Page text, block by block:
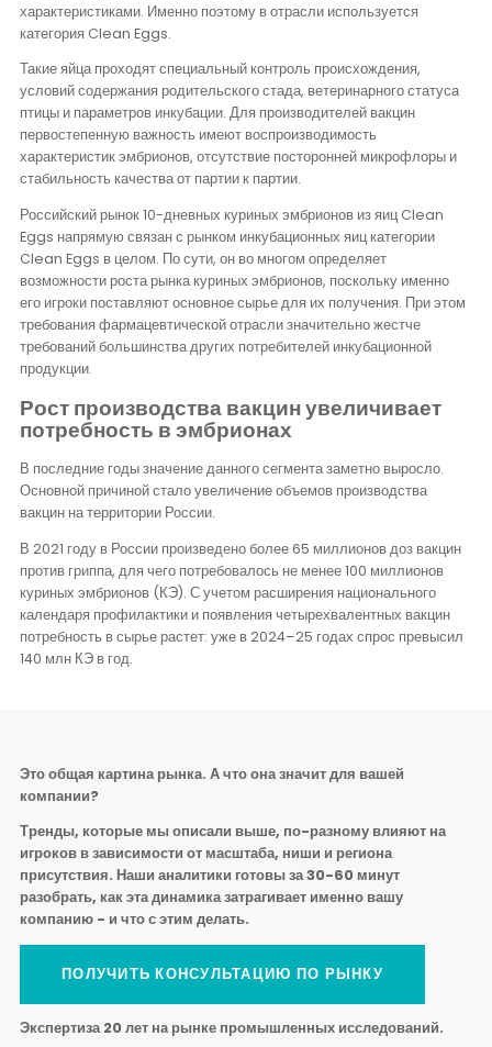
характеристиками. Именно поэтому в отрасли используется
категория Clean Eggs.
Такие яйца проходят специальный контроль происхождения,
условий содержания родительского стада, ветеринарного статуса
птицы и параметров инкубации. Для производителей вакцин
первостепенную важность имеют воспроизводимость
характеристик эмбрионов, отсутствие посторонней микрофлоры и
стабильность качества от партии к партии.
Российский рынок 10-дневных куриных эмбрионов из яиц Clean
Eggs напрямую связан с рынком инкубационных яиц категории
Clean Eggs в целом. По сути, он во многом определяет
возможности роста рынка куриных эмбрионов, поскольку именно
его игроки поставляют основное сырье для их получения. При этом
требования фармацевтической отрасли значительно жестче
требований большинства других потребителей инкубационной
продукции.
Рост производства вакцин увеличивает
потребность в эмбрионах
В последние годы значение данного сегмента заметно выросло.
Основной причиной стало увеличение объемов производства
вакцин на территории России.
В 2021 году в России произведено более 65 миллионов доз вакцин
против гриппа, для чего потребовалось не менее 100 миллионов
куриных эмбрионов (КЭ). С учетом расширения национального
календаря профилактики и появления четырехвалентных вакцин
потребность в сырье растет: уже в 2024–25 годах спрос превысил
140 млн КЭ в год.
Это общая картина рынка. А что она значит для вашей
компании?
Тренды, которые мы описали выше, по-разному влияют на
игроков в зависимости от масштаба, ниши и региона
присутствия. Наши аналитики готовы за 30-60 минут
разобрать, как эта динамика затрагивает именно вашу
компанию - и что с этим делать.
ПОЛУЧИТЬ КОНСУЛЬТАЦИЮ ПО РЫНКУ
Экспертиза 20 лет на рынке промышленных исследований.